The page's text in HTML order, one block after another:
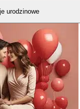
urodzinowe